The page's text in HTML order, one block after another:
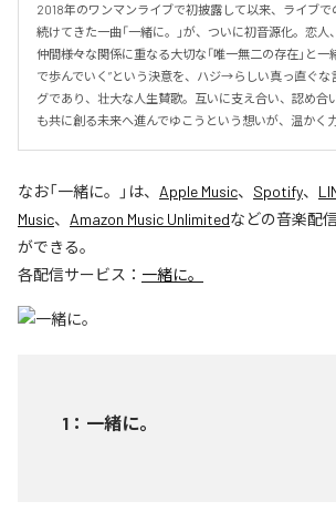
2018年のワンマンライブで初披露して以来、ライブで
続けてきた一曲「一緒に。」が、ついに初音源化。恋人
仲間――様々な関係に重なる大切な「唯一無二の存在」と
で歩んでいく”という決意を、ハジ→らしい真っ直ぐな
グであり、壮大な人生賛歌。互いに支え合い、認め合
も共に創る未来へ進んでゆこうという想いが、温かく
なお「一緒に。 」は、 Apple Music、 Spotify、
Music、 Amazon Music Unlimitedなどの音楽配
ができる。
各配信サービス： 一緒に。
1 ： 一緒に。